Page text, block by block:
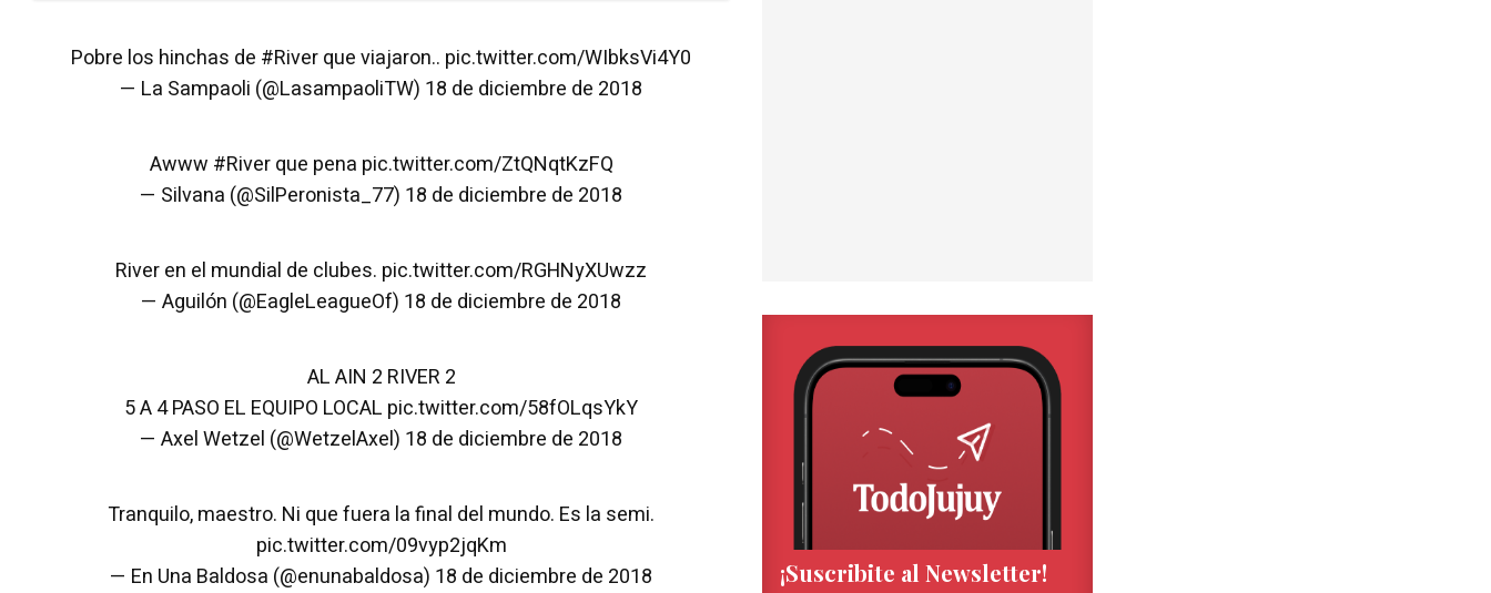
Pobre los hinchas de #Riverque viajaron.. pic.twitter.com/WIbksVi4Y0
— La Sampaoli (@LasampaoliTW) 18 de diciembre de 2018
Awww #Riverque pena pic.twitter.com/ZtQNqtKzFQ
— Silvana (@SilPeronista_77) 18 de diciembre de 2018
River en el mundial de clubes. pic.twitter.com/RGHNyXUwzz
— Aguilón (@EagleLeagueOf) 18 de diciembre de 2018
AL AIN 2 RIVER 2
5 A 4 PASO EL EQUIPO LOCAL pic.twitter.com/58fOLqsYkY
— Axel Wetzel (@WetzelAxel) 18 de diciembre de 2018
Tranquilo, maestro. Ni que fuera la final del mundo. Es la semi.
pic.twitter.com/09vyp2jqKm
— En Una Baldosa (@enunabaldosa) 18 de diciembre de 2018
¡Suscribite al Newsletter!